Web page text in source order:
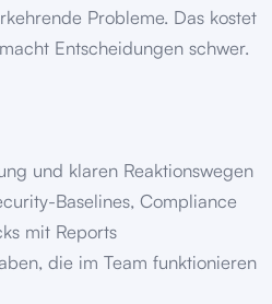
Probleme. Das kostet
Entscheidungen schwer.
und klaren Reaktionswegen
Baselines, Compliance
mit Reports
die im Team funktionieren